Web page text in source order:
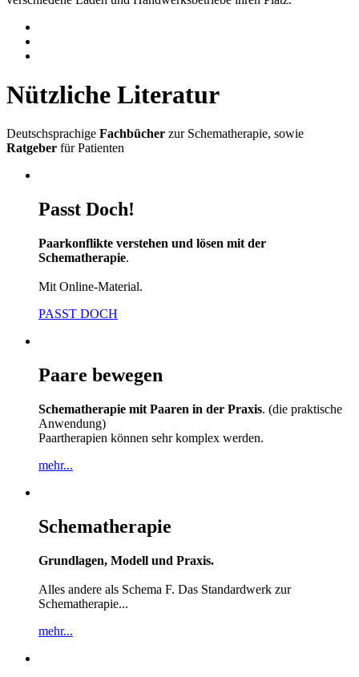
Nützliche Literatur
Deutschsprachige Fachbücher zur Schematherapie, sowie
Ratgeber für Patienten
Passt Doch!
Paarkonflikte verstehen und lösen mit der
Schematherapie.
Mit Online-Material.
PASST DOCH
Paare bewegen
Schematherapie mit Paaren in der Praxis. (die praktische
Anwendung)
Paartherapien können sehr komplex werden.
mehr...
Schematherapie
Grundlagen, Modell und Praxis.
Alles andere als Schema F. Das Standardwerk zur
Schematherapie...
mehr...